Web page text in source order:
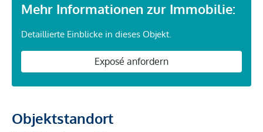
Mehr Informationen zur Immobilie:
Detaillierte Einblicke in dieses Objekt.
Exposé anfordern
Objektstandort